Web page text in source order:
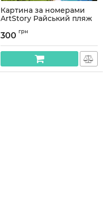
Картина за номерами
ArtStory Райський пляж
Артикул:
300 грн